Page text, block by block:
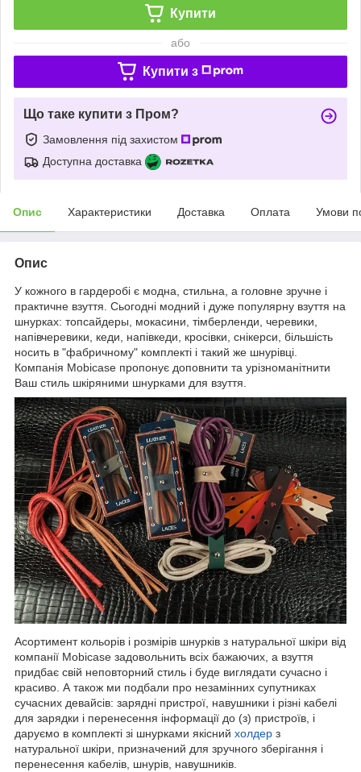
Купити
або
Купити з
Що таке купити з Пром?
Замовлення під захистом
Доступна доставка
Опис Характеристики Доставка Оплата Умови
Опис
У кожного в гардеробі є модна, стильна, а головне зручне і
практичне взуття. Сьогодні модний і дуже популярну взуття на
шнурках: топсайдеры, мокасини, тімберленди, черевики,
напівчеревики, кеди, напівкеди, кросівки, снікерси, більшість
носить в "фабричному" комплекті і такий же шнурівці.
Компанія Mobicase пропонує доповнити та урізноманітнити
Ваш стиль шкіряними шнурками для взуття.
Асортимент кольорів і розмірів шнурків з натуральної шкіри від
компанії Mobicase задовольнить всіх бажаючих, а взуття
придбає свій неповторний стиль і буде виглядати сучасно і
красиво. А також ми подбали про незамінних супутниках
сучасних девайсів: зарядні пристрої, навушники і різні кабелі
для зарядки і перенесення інформації до (з) пристроїв, і
даруємо в комплекті зі шнурками якісний холдер з
натуральної шкіри, призначений для зручного зберігання і
перенесення кабелів, шнурів, навушників.